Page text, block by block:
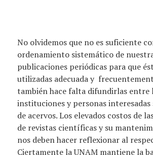
No olvidemos que no es suficiente
ordenamiento sistemático de
publicaciones periódicas para que
utilizadas adecuada y
también hace falta difundirlas entre
instituciones y personas interesadas
de acervos. Los elevados costos de
de revistas científicas y su
nos deben hacer reflexionar al
Ciertamente la UNAM mantiene la